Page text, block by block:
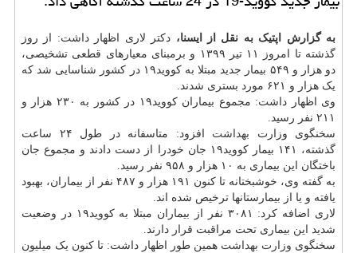
به گزارش اپتیک به نقل از ایسنا، دکتر لاری اظهار داشت: از روز
گذشته تا امروز ۱۱ تیر ۱۳۹۹ و برمبنای معیارهای قطعی تشخیصی،
دو هزار و ۵۴۹ بیمار جدید مبتلا به کووید۱۹ در کشور شناسایی شد که
یک هزار و ۶۲۱ مورد بستری شدند.
وی اظهار داشت: مجموع بیماران کووید۱۹ در کشور به ۲۳۰ هزار و
۲۱۱ نفر رسید.
سخنگوی وزارت بهداشت
افزود: متاسفانه در طول ۲۴ ساعت
گذشته، ۱۴۱ بیمار کووید۱۹ جان خودرا از دست دادند و مجموع جان
باختگان این بیماری به ۱۰ هزار و ۹۵۸ نفر رسید.
به گفته وی، خوشبختانه تا کنون ۱۹۱ هزار و ۴۸۷ نفر از بیماران، بهبود
یافته و یا از بیمارستانها ترخیص شده اند.
لاری اضافه کرد: ۳۰۸۱ نفر از بیماران مبتلا به کووید۱۹ در وضعیت
شدید این بیماری تحت مراقبت قرار دارند.
سخنگوی وزارت بهداشت همین طور اظهار داشت: تا کنون یک میلیون